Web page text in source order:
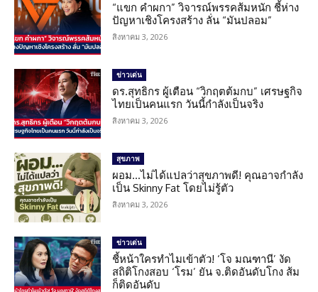
“แขก คำผกา” วิจารณ์พรรคส้มหนัก ชี้ห่าง
ปัญหาเชิงโครงสร้าง ลั่น “มันปลอม”
สิงหาคม 3, 2026
ข่าวเด่น
ดร.สุทธิกร ผู้เตือน “วิกฤตต้มกบ” เศรษฐกิจ
ไทยเป็นคนแรก วันนี้กำลังเป็นจริง
สิงหาคม 3, 2026
สุขภาพ
ผอม…ไม่ได้แปลว่าสุขภาพดี! คุณอาจกำลัง
เป็น Skinny Fat โดยไม่รู้ตัว
สิงหาคม 3, 2026
ข่าวเด่น
ชี้หน้าใครทำไมเข้าตัว! ‘โจ มณฑานี’ งัด
สถิติโกงสอบ ‘โรม’ ยัน จ.ติดอันดับโกง ส้ม
ก็ติดอันดับ